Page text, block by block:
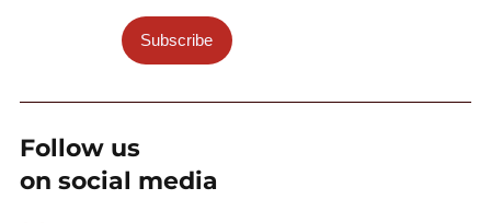
Subscribe
Follow us
on social media